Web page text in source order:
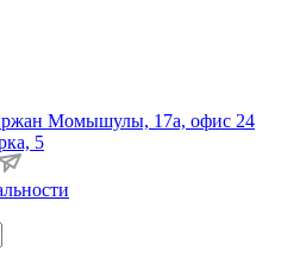
Момышулы, 17а, офис 24
5